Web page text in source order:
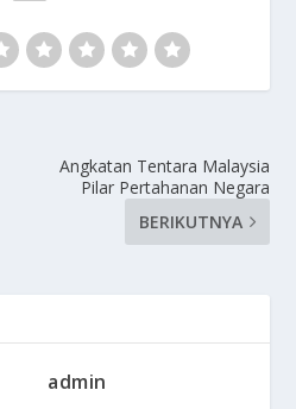
Angkatan Tentara Malaysia
Pilar Pertahanan Negara
BERIKUTNYA
admin